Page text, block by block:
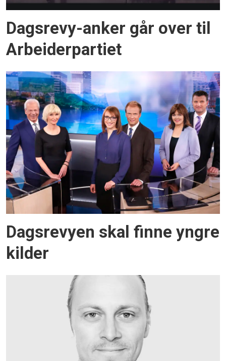
Dagsrevy-anker går over til
Arbeiderpartiet
Dagsrevyen skal finne yngre
kilder